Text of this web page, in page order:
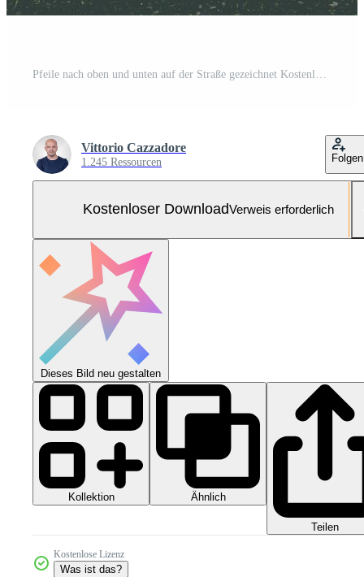
Vittorio Cazzadore
1.245 Ressourcen Folgen
Kostenloser DownloadVerweis erforderlich
Dieses Bild neu gestalten
Kollektion Ähnlich
Teilen
Kostenlose Lizenz
Was ist das?